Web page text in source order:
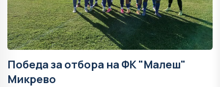
Победа за отбора на ФК "Малеш"
Микрево